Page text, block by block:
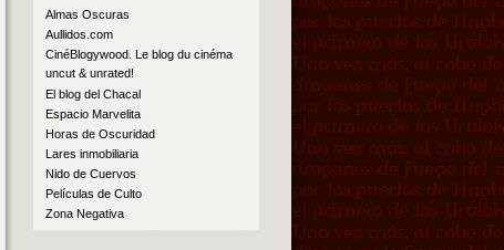
Almas Oscuras
Aullidos.com
CinéBlogywood. Le blog du cinéma
uncut & unrated!
El blog del Chacal
Espacio Marvelita
Horas de Oscuridad
Lares inmobiliaria
Nido de Cuervos
Películas de Culto
Zona Negativa